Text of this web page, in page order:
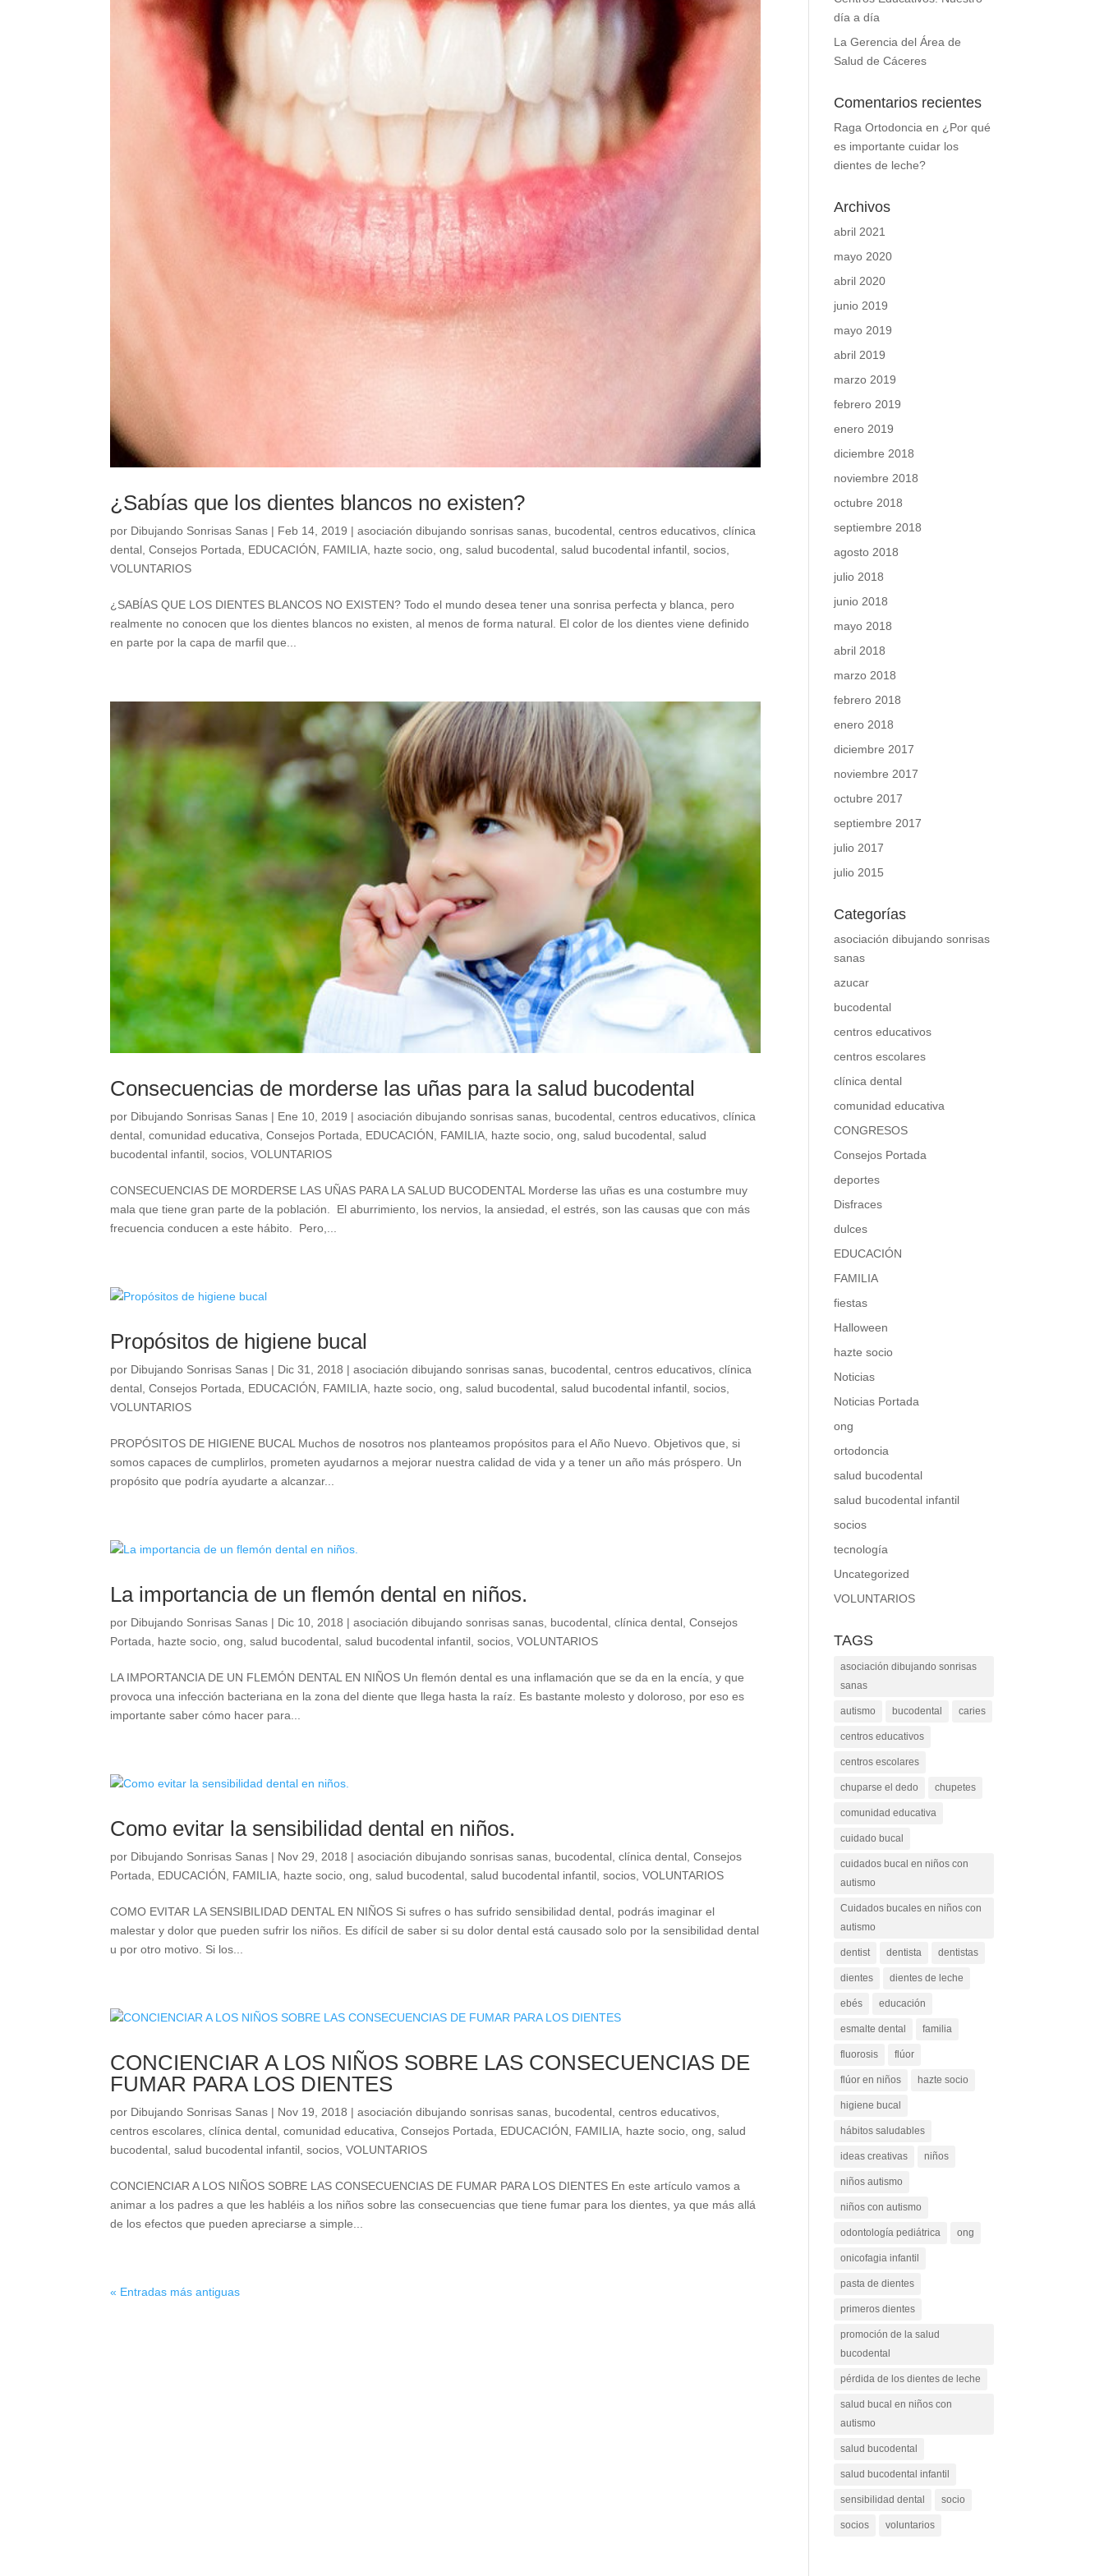
¿Sabías que los dientes blancos no existen?
por Dibujando Sonrisas Sanas | Feb 14, 2019 |asociación dibujando sonrisas sanas bucodental ,centros educativos ,clínica
dental ,Consejos Portada EDUCACIÓN FAMILIA hazte socio ,ong ,salud bucodental ,salud bucodental infantil ,socios
VOLUNTARIOS
¿SABÍAS QUE LOS DIENTES BLANCOS NO EXISTEN? Todo el mundo desea tener una sonrisa perfecta y blanca, pero
realmente no conocen que los dientes blancos no existen, al menos de forma natural. El color de los dientes viene definido
en parte por la capa de marfil que...
Consecuencias de morderse las uñas para la salud bucodental
por Dibujando Sonrisas Sanas | Ene 10, 2019 |asociación dibujando sonrisas sanas, bucodental,centros educativos,clínica
dental,comunidad educativa,Consejos Portada, EDUCACIÓN, FAMILIA, hazte socio,ong,salud bucodental,salud
bucodental infantil,socios,VOLUNTARIOS
CONSECUENCIAS DE MORDERSE LAS UÑAS PARA LA SALUD BUCODENTAL Morderse las uñas es una costumbre muy
mala que tiene gran parte de la población. El aburrimiento, los nervios, la ansiedad, el estrés, son las causas que con más
frecuencia conducen a este hábito. Pero,...
Propósitos de higiene bucal
por Dibujando Sonrisas Sanas | Dic 31, 2018 |asociación dibujando sonrisas sanas, bucodental,centros educativos,clínica
dental,Consejos Portada, EDUCACIÓN, FAMILIA, hazte socio,ong,salud bucodental,salud bucodental infantil,socios,
VOLUNTARIOS
PROPÓSITOS DE HIGIENE BUCAL Muchos de nosotros nos planteamos propósitos para el Año Nuevo. Objetivos que, si
somos capaces de cumplirlos, prometen ayudarnos a mejorar nuestra calidad de vida y a tener un año más próspero. Un
propósito que podría ayudarte a alcanzar...
La importancia de un flemón dental en niños.
por Dibujando Sonrisas Sanas | Dic 10, 2018 |asociación dibujando sonrisas sanas, bucodental,clínica dental,Consejos
Portada, hazte socio,ong,salud bucodental,salud bucodental infantil,socios,VOLUNTARIOS
LA IMPORTANCIA DE UN FLEMÓN DENTAL EN NIÑOS Un flemón dental es una inflamación que se da en la encía, y que
provoca una infección bacteriana en la zona del diente que llega hasta la raíz. Es bastante molesto y doloroso, por eso es
importante saber cómo hacer para...
Como evitar la sensibilidad dental en niños.
por Dibujando Sonrisas Sanas | Nov 29, 2018 |asociación dibujando sonrisas sanas, bucodental,clínica dental,Consejos
Portada, EDUCACIÓN, FAMILIA, hazte socio,ong,salud bucodental,salud bucodental infantil,socios,VOLUNTARIOS
COMO EVITAR LA SENSIBILIDAD DENTAL EN NIÑOS Si sufres o has sufrido sensibilidad dental, podrás imaginar el
malestar y dolor que pueden sufrir los niños. Es difícil de saber si su dolor dental está causado solo por la sensibilidad dental
u por otro motivo. Si los...
CONCIENCIAR A LOS NIÑOS SOBRE LAS CONSECUENCIAS DE
FUMAR PARA LOS DIENTES
por Dibujando Sonrisas Sanas | Nov 19, 2018 |asociación dibujando sonrisas sanas, bucodental,centros educativos,
centros escolares,clínica dental,comunidad educativa,Consejos Portada, EDUCACIÓN, FAMILIA, hazte socio,ong,salud
bucodental,salud bucodental infantil,socios,VOLUNTARIOS
CONCIENCIAR A LOS NIÑOS SOBRE LAS CONSECUENCIAS DE FUMAR PARA LOS DIENTES En este artículo vamos a
animar a los padres a que les habléis a los niños sobre las consecuencias que tiene fumar para los dientes, ya que más allá
de los efectos que pueden apreciarse a simple...
« Entradas más antiguas
día a día
La Gerencia del Área de
Salud de Cáceres
Comentarios recientes
Raga Ortodoncia en ¿Por qué
es importante cuidar los
dientes de leche?
Archivos
abril 2021
mayo 2020
abril 2020
junio 2019
mayo 2019
abril 2019
marzo 2019
febrero 2019
enero 2019
diciembre 2018
noviembre 2018
octubre 2018
septiembre 2018
agosto 2018
julio 2018
junio 2018
mayo 2018
abril 2018
marzo 2018
febrero 2018
enero 2018
diciembre 2017
noviembre 2017
octubre 2017
septiembre 2017
julio 2017
julio 2015
Categorías
asociación dibujando sonrisas
sanas
azucar
bucodental
centros educativos
centros escolares
clínica dental
comunidad educativa
CONGRESOS
Consejos Portada
deportes
Disfraces
dulces
EDUCACIÓN
FAMILIA
fiestas
Halloween
hazte socio
Noticias
Noticias Portada
ong
ortodoncia
salud bucodental
salud bucodental infantil
socios
tecnología
Uncategorized
VOLUNTARIOS
TAGS
asociación dibujando sonrisas
sanas
autismo bucodental caries
centros educativos
centros escolares
chuparse el dedo chupetes
comunidad educativa
cuidado bucal
cuidados bucal en niños con
autismo
Cuidados bucales en niños con
autismo
dentist dentista dentistas
dientes dientes de leche
ebés educación
esmalte dental familia
fluorosis flúor
flúor en niños hazte socio
higiene bucal
hábitos saludables
ideas creativas niños
niños autismo
niños con autismo
odontología pediátrica ong
onicofagia infantil
pasta de dientes
primeros dientes
promoción de la salud
bucodental
pérdida de los dientes de leche
salud bucal en niños con
autismo
salud bucodental
salud bucodental infantil
sensibilidad dental socio
socios voluntarios